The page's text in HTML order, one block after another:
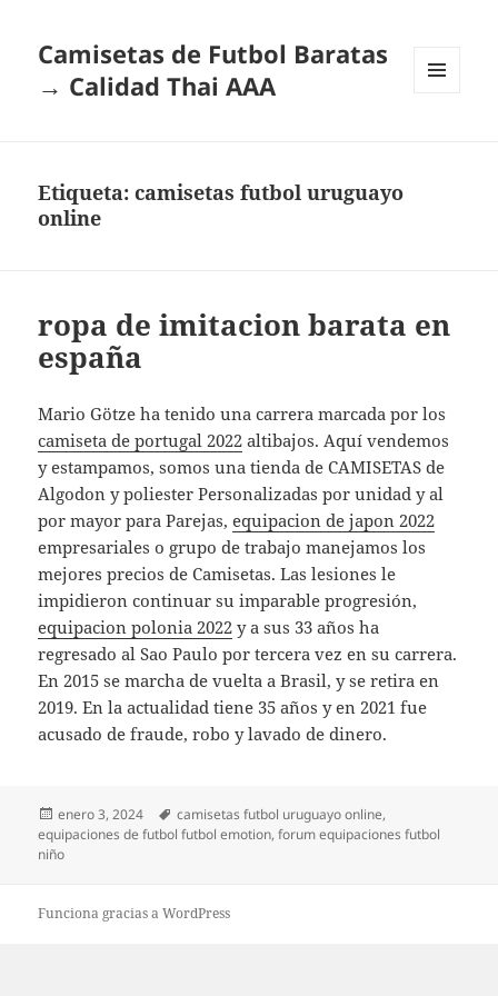
Camisetas de Futbol Baratas
→ Calidad Thai AAA
Etiqueta:camisetas futbol uruguayo
online
ropa de imitacion barata en
españa
Mario Götze ha tenido una carrera marcada por los
camiseta de portugal 2022 altibajos. Aquí vendemos
y estampamos, somos una tienda de CAMISETAS de
Algodon y poliester Personalizadas por unidad y al
por mayor para Parejas,equipacion de japon 2022
empresariales o grupo de trabajo manejamos los
mejores precios de Camisetas. Las lesiones le
impidieron continuar su imparable progresión,
equipacion polonia 2022 y a sus 33 años ha
regresado al Sao Paulo por tercera vez en su carrera.
En 2015 se marcha de vuelta a Brasil, y se retira en
2019. En la actualidad tiene 35 años y en 2021 fue
acusado de fraude, robo y lavado de dinero.
Publicado
el
enero 3, 2024 Etiquetas
camisetas futbol uruguayo online,
equipaciones de futbol futbol emotion,forum equipaciones futbol
niño
Funciona gracias a WordPress